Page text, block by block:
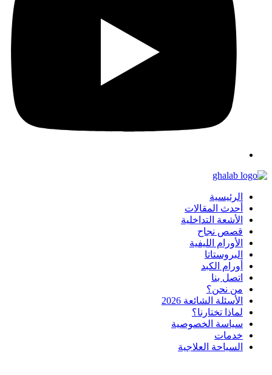
الرئيسية
أحدث المقالات
الأشعة التداخلية
قصص نجاح
الأورام الليفية
البروستاتا
أورام الكبد
اتصل بنا
من نحن؟
الأسئلة الشائعة 2026
لماذا تختارنا؟
سياسة الخصوصية
خدمات
السياحة العلاجية